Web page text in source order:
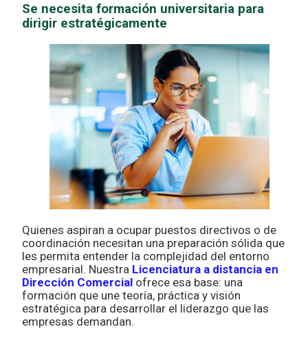
Se necesita formación universitaria para
dirigir estratégicamente
Quienes aspiran a ocupar puestos directivos o de
coordinación necesitan una preparación sólida que
les permita entender la complejidad del entorno
empresarial. Nuestra Licenciatura a distancia en
Dirección Comercial ofrece esa base: una
formación que une teoría, práctica y visión
estratégica para desarrollar el liderazgo que las
empresas demandan.